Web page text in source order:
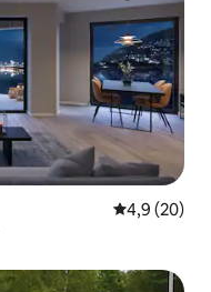
Évaluation
4,9 (20)